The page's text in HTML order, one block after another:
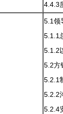
4.4.3
5.1领
5.1.1
5.1.2
5.2方
5.2.1
5.2.2
5.2.4